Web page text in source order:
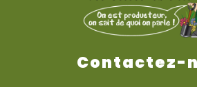
Contactez-